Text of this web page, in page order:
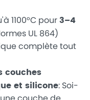
1100°C pour3–4
UL 864)
complète tout
couches
et silicone: Soi-